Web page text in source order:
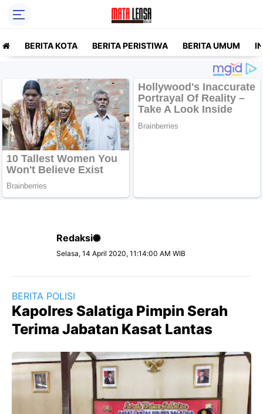
BERITA KOTA BERITA PERISTIWA BERITA UMUM
Redaksi
Selasa, 14 April 2020, 11:14:00 AM WIB
BERITA POLISI
Kapolres Salatiga Pimpin Serah
Terima Jabatan Kasat Lantas